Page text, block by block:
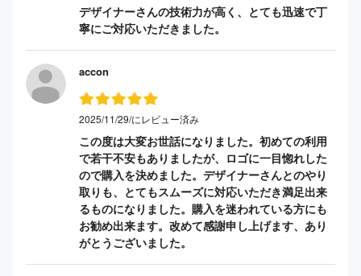
デザイナーさんの技術力が高く、とても迅速で丁
寧にご対応いただきました。
accon
2025/11/29/にレビュー済み
この度は大変お世話になりました。初めての利用
で若干不安もありましたが、ロゴに一目惚れした
ので購入を決めました。デザイナーさんとのやり
取りも、とてもスムーズに対応いただき満足出来
るものになりました。購入を迷われている方にも
お勧め出来ます。改めて感謝申し上げます、あり
がとうございました。